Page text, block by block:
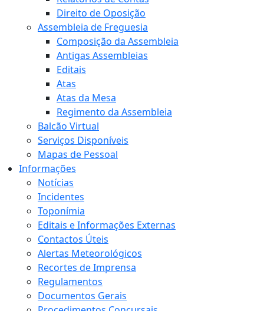
Direito de Oposição
Assembleia de Freguesia
Composição da Assembleia
Antigas Assembleias
Editais
Atas
Atas da Mesa
Regimento da Assembleia
Balcão Virtual
Serviços Disponíveis
Mapas de Pessoal
Informações
Notícias
Incidentes
Toponímia
Editais e Informações Externas
Contactos Úteis
Alertas Meteorológicos
Recortes de Imprensa
Regulamentos
Documentos Gerais